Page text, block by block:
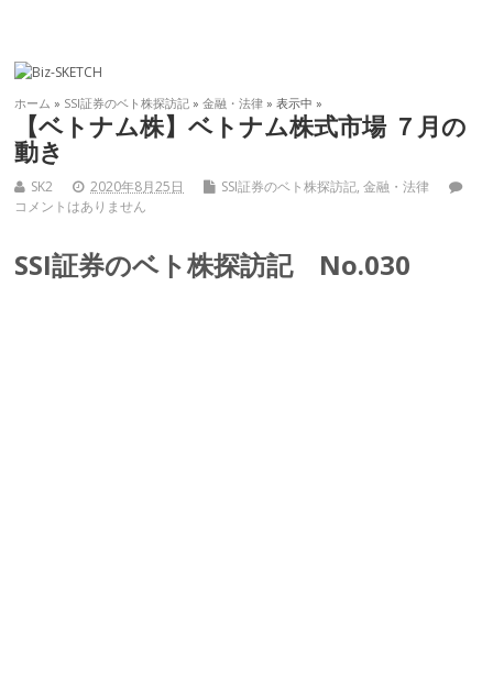
ホーム » SSI証券のベト株探訪記 »金融・法律 » 表示中 »
【ベトナム株】ベトナム株式市場 ７月の
動き
SK2 2020年8月25日 SSI証券のベト株探訪記,金融・法律
コメントはありません
SSI証券のベト株探訪記 No.030